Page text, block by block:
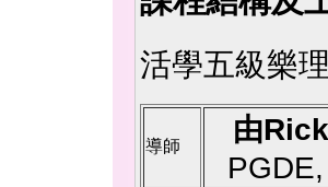
活學五級樂
導師
由